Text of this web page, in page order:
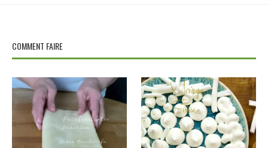
COMMENT FAIRE